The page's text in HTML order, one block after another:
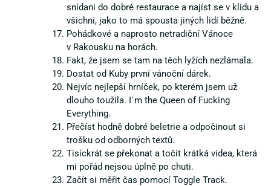
snídani do dobré restaurace a najíst se v klidu a
všichni, jako to má spousta jiných lidí běžně.
Pohádkové a naprosto netradiční Vánoce
v Rakousku na horách.
Fakt, že jsem se tam na těch lyžích nezlámala.
Dostat od Kuby první vánoční dárek.
Nejvíc nejlepší hrníček, po kterém jsem už
dlouho toužila. I´m the Queen of Fucking
Everything.
Přečíst hodně dobré beletrie a odpočinout si
trošku od odborných textů.
Tisíckrát se překonat a točit krátká videa, která
mi pořád nejsou úplně po chuti.
Začít si měřit čas pomocí Toggle Track.